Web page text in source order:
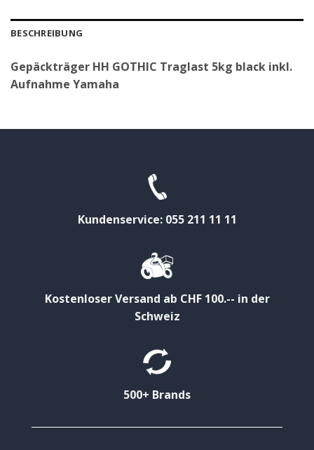
BESCHREIBUNG
Gepäckträger HH GOTHIC Traglast 5kg black inkl.
Aufnahme Yamaha
Kundenservice: 055 211 11 11
Kostenloser Versand ab CHF 100.-- in der
Schweiz
500+ Brands